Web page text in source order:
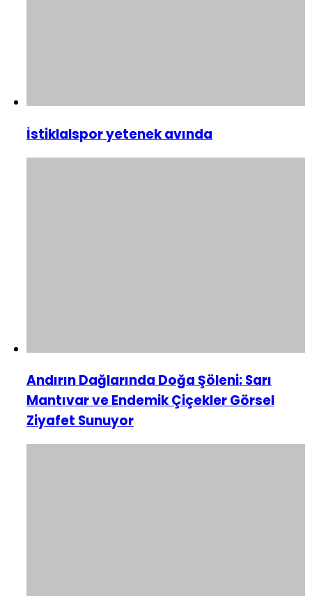
İstiklalspor yetenek avında
Andırın Dağlarında Doğa Şöleni: Sarı
Mantıvar ve Endemik Çiçekler Görsel
Ziyafet Sunuyor